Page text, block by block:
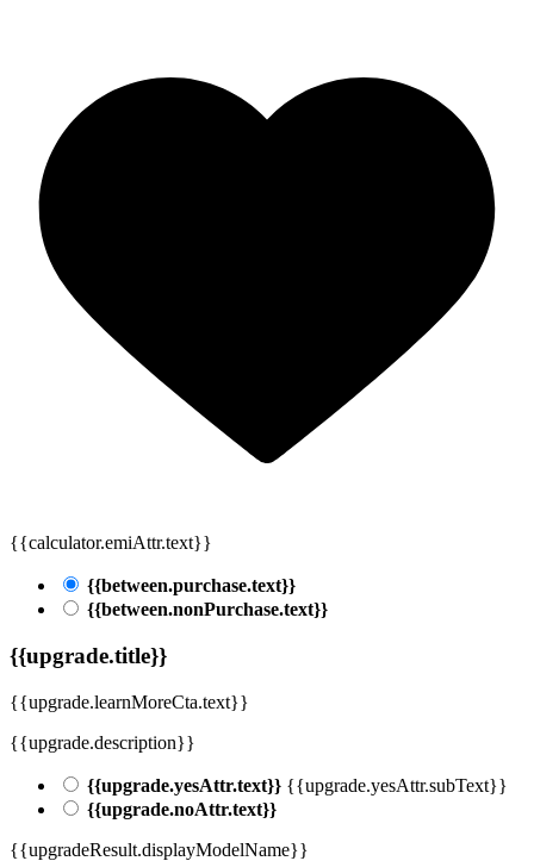
{{calculator.emiAttr.text}}
{{between.purchase.text}}
{{between.nonPurchase.text}}
{{upgrade.title}}
{{upgrade.learnMoreCta.text}}
{{upgrade.description}}
{{upgrade.yesAttr.text}} {{upgrade.yesAttr.subText}}
{{upgrade.noAttr.text}}
{{upgradeResult.displayModelName}}